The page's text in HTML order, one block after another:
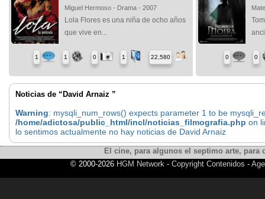
Miguel Hermoso - Drama - 2007
Lola Flores es una niña de ocho años
que vive en...
1 1 0 1 22,580 0 0
Noticias de “David Arnaiz ”
Warning: mysqli_num_rows() expects parameter 1 to be
/home/adictosa/public_html/incl/noticias_filmografia.php on
lo sentimos actualmente no hay noticias de David Arnaiz
El cine, para algunos el septimo arte,
© 2000-2026 HGM Network- Copyright Contenidos -